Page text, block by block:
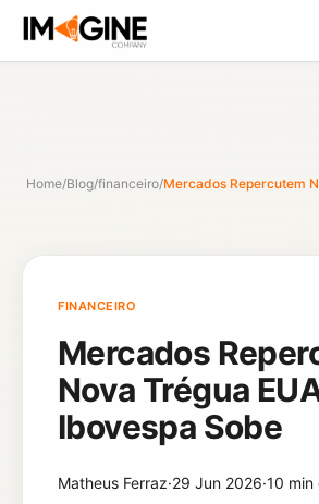
Home/Blog/financeiro/Mercados Repercutem
FINANCEIRO
Mercados
Nova Trégua
Ibovespa Sobe
Matheus Ferraz·29 Jun 2026·10 min